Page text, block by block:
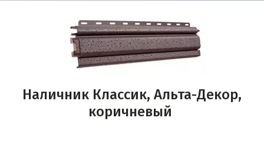
Наличник Классик, Альта-Декор,
коричневый